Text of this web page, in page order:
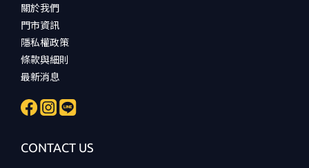
關於我們
門市資訊
隱私權政策
條款與細則
最新消息
CONTACT US